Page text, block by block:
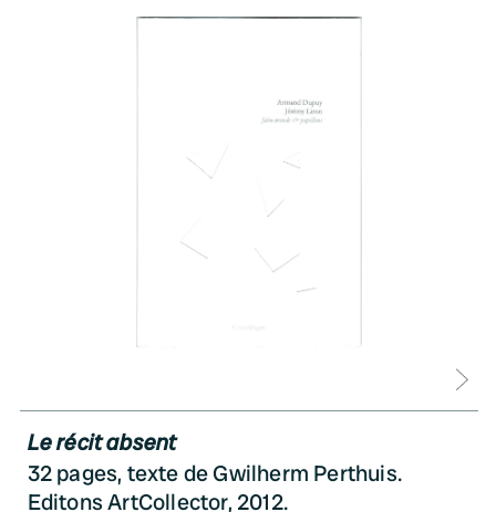
Le récit absent
32 pages, texte de Gwilherm Perthuis.
Editons ArtCollector, 2012.